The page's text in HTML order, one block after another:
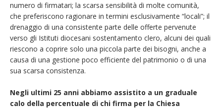
numero di firmatari; la scarsa sensibilità di molte comunità,
che preferiscono ragionare in termini esclusivamente “locali”; il
drenaggio di una consistente parte delle offerte pervenute
verso gli Istituti diocesani sostentamento clero, alcuni dei quali
riescono a coprire solo una piccola parte dei bisogni, anche a
causa di una gestione poco efficiente del patrimonio o di una
sua scarsa consistenza.
Negli ultimi 25 anni abbiamo assistito a un graduale
calo della percentuale di chi firma per la Chiesa